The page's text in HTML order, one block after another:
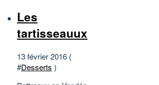
Les
tartisseauux
13 février 2016 (
#Desserts )